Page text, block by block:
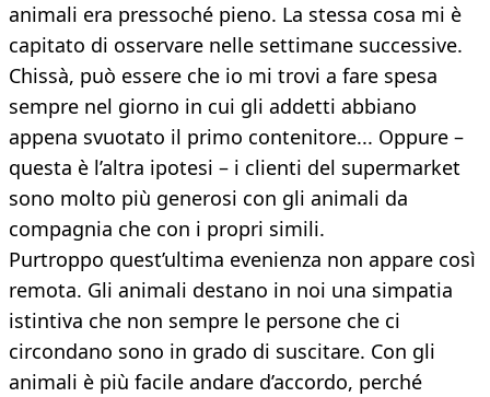
animali era pressoché pieno. La stessa cosa mi è
capitato di osservare nelle settimane successive.
Chissà, può essere che io mi trovi a fare spesa
sempre nel giorno in cui gli addetti abbiano
appena svuotato il primo contenitore... Oppure –
questa è l’altra ipotesi – i clienti del supermarket
sono molto più generosi con gli animali da
compagnia che con i propri simili.
Purtroppo quest’ultima evenienza non appare così
remota. Gli animali destano in noi una simpatia
istintiva che non sempre le persone che ci
circondano sono in grado di suscitare. Con gli
animali è più facile andare d’accordo, perché